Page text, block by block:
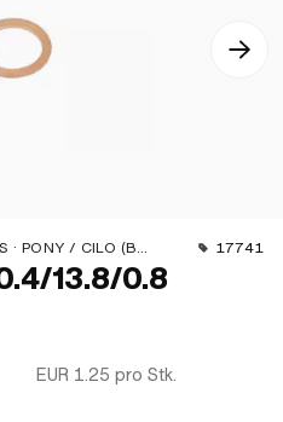
/ CILO (BETA 521 & 512) 17741
13.8/0.8
EUR 1.25 pro Stk.